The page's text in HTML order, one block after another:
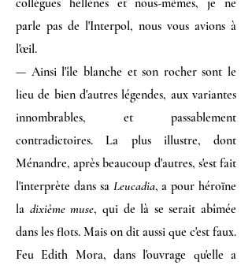
collègues hellènes et nous-mêmes, je ne
parle pas de l'Interpol, nous vous avions à
l'œil.
— Ainsi l'île blanche et son rocher sont le
lieu de bien d'autres légendes, aux variantes
innombrables, et passablement
contradictoires. La plus illustre, dont
Ménandre, après beaucoup d'autres, s'est fait
l'interprète dans sa Leucadia, a pour héroïne
la dixième muse, qui de là se serait abîmée
dans les flots. Mais on dit aussi que c'est faux.
Feu Edith Mora, dans l'ouvrage qu'elle a